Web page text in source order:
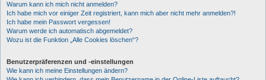
Warum kann ich mich nicht anmelden?
Ich habe mich vor einiger Zeit registriert, kann mich aber nicht mehr anmelden?!
Ich habe mein Passwort vergessen!
Warum werde ich automatisch abgemeldet?
Wozu ist die Funktion „Alle Cookies löschen“?
Benutzerpräferenzen und -einstellungen
Wie kann ich meine Einstellungen ändern?